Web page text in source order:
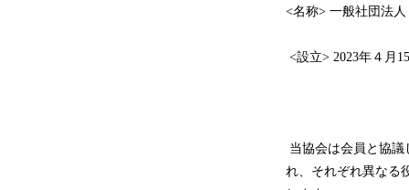
<名称> 一般社団法
<設立> 2023年４月
当協会は会員と協
れ、それぞれ異なる